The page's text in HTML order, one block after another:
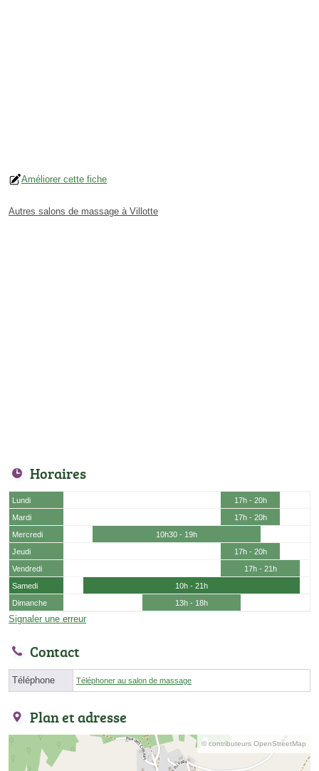
Améliorer cette fiche
Autres salons de massage à Villotte
Horaires
Lundi
17h - 20h
Mardi
17h - 20h
Mercredi
10h30 - 19h
Jeudi
17h - 20h
Vendredi
17h - 21h
Samedi
10h - 21h
Dimanche
13h - 18h
Signaler une erreur
Contact
Téléphone Téléphoner au salon de massage
Plan et adresse
© contributeurs OpenStreetMap